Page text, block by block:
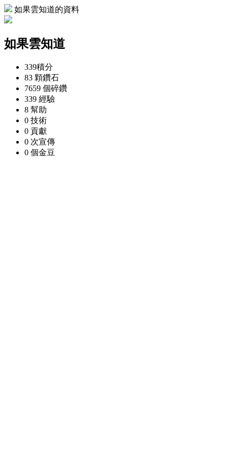
如果雲知道的資料
如果雲知道
339積分
83 顆鑽石
7659 個碎鑽
339 經驗
8 幫助
0 技術
0 貢獻
0 次宣傳
0 個金豆